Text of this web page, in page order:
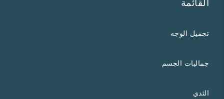
القائمة
تجميل الوجه
جماليات الجسم
الثدي